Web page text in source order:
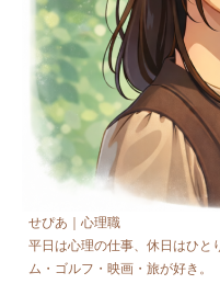
せぴあ｜心理職
平日は心理の仕事、休日はひと
ム・ゴルフ・映画・旅が好き。